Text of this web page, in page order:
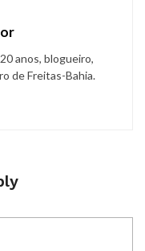
anos, blogueiro,
de Freitas-Bahia.